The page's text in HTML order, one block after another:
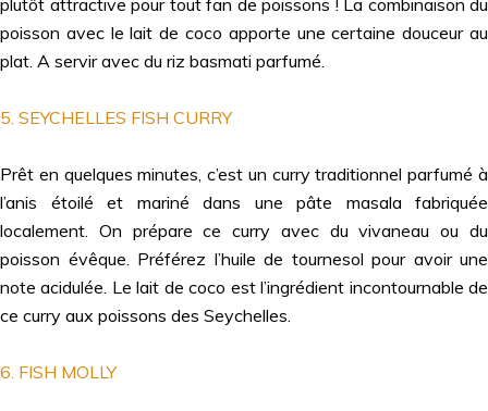
poisson avec le lait de coco apporte une certaine douceur au
plat. A servir avec du riz basmati parfumé.
5. SEYCHELLES FISH CURRY
Prêt en quelques minutes, c’est un curry traditionnel parfumé à
l’anis étoilé et mariné dans une pâte masala fabriquée
localement. On prépare ce curry avec du vivaneau ou du
poisson évêque. Préférez l’huile de tournesol pour avoir une
note acidulée. Le lait de coco est l’ingrédient incontournable de
ce curry aux poissons des Seychelles.
6. FISH MOLLY